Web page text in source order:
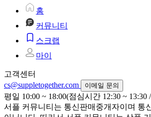
홈
커뮤니티
스크랩
마이
고객센터
cs@suppletogether.com
이메일 문의
평일 10:00 ~ 18:00(점심시간 12:30 ~
서플 커뮤니티는 통신판매중개자이며 통